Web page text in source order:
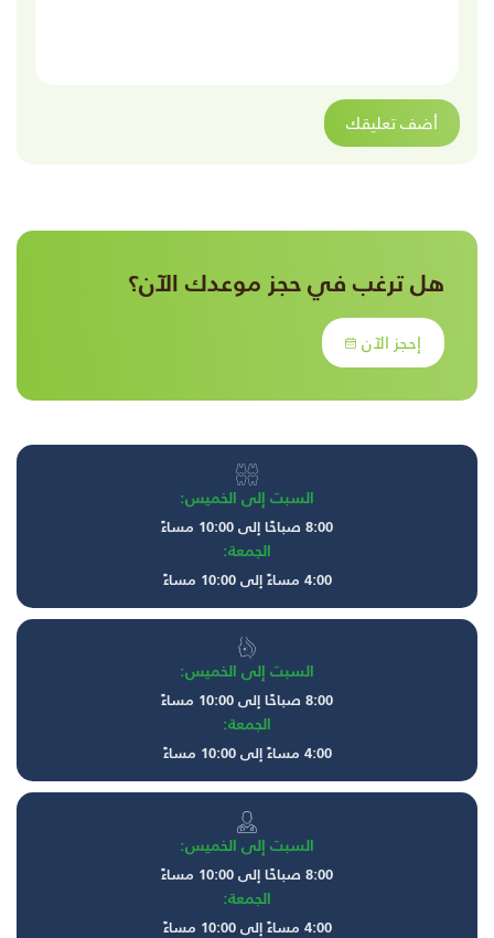
أضف تعليقك
هل ترغب في حجز موعدك الآن؟
إحجز الآن
السبت إلى الخميس:
8:00 صباحًا إلى 10:00 مساءً
الجمعة:
4:00 مساءً إلى 10:00 مساءً
السبت إلى الخميس:
8:00 صباحًا إلى 10:00 مساءً
الجمعة:
4:00 مساءً إلى 10:00 مساءً
السبت إلى الخميس:
8:00 صباحًا إلى 10:00 مساءً
الجمعة:
4:00 مساءً إلى 10:00 مساءً